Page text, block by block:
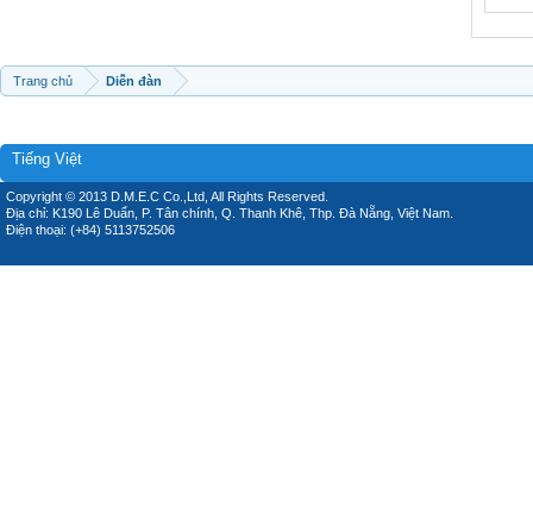
Trang chủ Diễn đàn
Tiếng Việt
Copyright © 2013 D.M.E.C Co.,Ltd, All Rights Reserved.
Địa chỉ: K190 Lê Duẩn, P. Tân chính, Q. Thanh Khê, Thp. Đà Nẵng, Việt Nam.
Điện thoại: (+84) 5113752506